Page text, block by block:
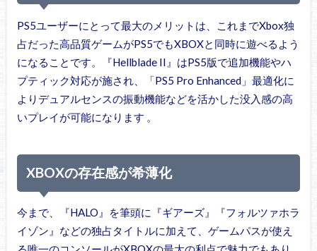
PS5ユーザーにとって最大のメリットは、これまでXbox独
占だった高品質ゲームがPS5でもXBOXと同時に遊べるよう
になることです。『Hellblade II』はPS5版で追加機能やハ
プティック対応が施され、「PS5 Pro Enhanced」最適化に
よりデュアルセンスの振動機能などを活かした没入感の高
いプレイが可能になります 。
XBOXの存在感が希薄化
今まで、『HALO』を筆頭に『ギアーズ』『フォルツァホラ
イゾン』などの独占タイトルに加えて、ゲームパスが使え